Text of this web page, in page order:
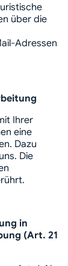
über die
Adressen
Ihrer
eine
Dazu
Die
in
(Art. 21